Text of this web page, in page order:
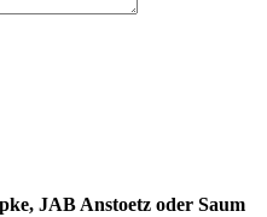
JAB Anstoetz oder Saum